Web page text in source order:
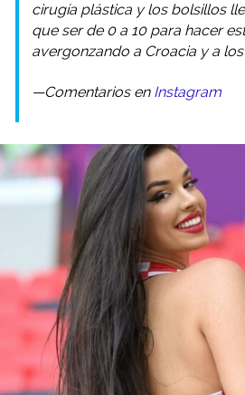
cirugía plástica y los bolsillos
que ser de 0 a 10 para hacer
avergonzando a Croacia y a los
—Comentarios en Instagram